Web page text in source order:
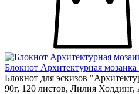
Блокнот Архитектурная
Блокнот для эскизов
90г, 120 листов, Лилия Холдинг,